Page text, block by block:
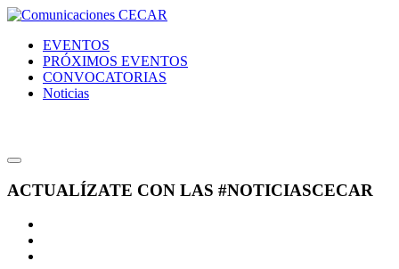
EVENTOS
PRÓXIMOS EVENTOS
CONVOCATORIAS
Noticias
ACTUALÍZATE CON LAS #NOTICIASCECAR